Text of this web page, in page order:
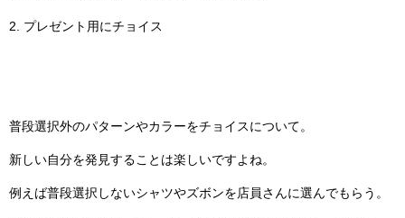
2. プレゼント用にチョイス
普段選択外のパターンやカラーをチョイスについて。
新しい自分を発見することは楽しいですよね。
例えば普段選択しないシャツやズボンを店員さんに選んでもらう。